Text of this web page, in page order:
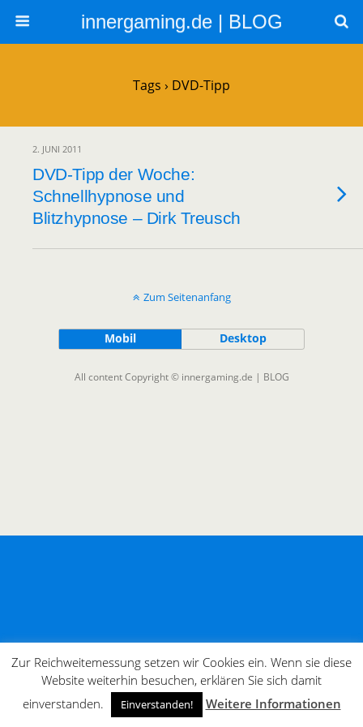
innergaming.de | BLOG
Tags › DVD-Tipp
2. JUNI 2011
DVD-Tipp der Woche:
Schnellhypnose und
Blitzhypnose – Dirk Treusch
Zum Seitenanfang
Mobil Desktop
All content Copyright © innergaming.de | BLOG
Zur Reichweitemessung setzen wir Cookies ein. Wenn sie diese
Website weiterhin besuchen, erklären Sie sich damit
einverstanden.
Einverstanden! Weitere Informationen